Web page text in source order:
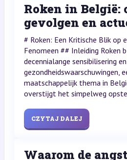
Roken in België:
gevolgen en
# Roken: Een Kritische Blik op
Fenomeen ## Inleiding Roken
decennialange sensibilisering
gezondheidswaarschuwingen,
maatschappelijk thema in
overstijgt het simpelweg
CZYTAJ DALEJ
Waarom de